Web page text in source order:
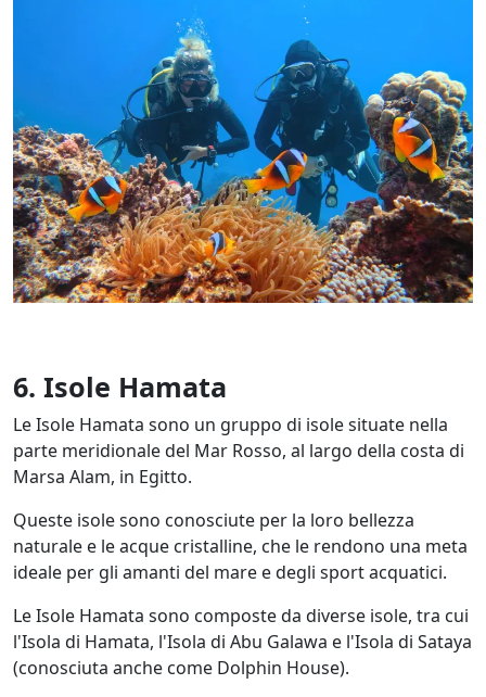
6. Isole Hamata
Le Isole Hamata sono un gruppo di isole situate nella
parte meridionale del Mar Rosso, al largo della costa di
Marsa Alam, in Egitto.
Queste isole sono conosciute per la loro bellezza
naturale e le acque cristalline, che le rendono una meta
ideale per gli amanti del mare e degli sport acquatici.
Le Isole Hamata sono composte da diverse isole, tra cui
l'Isola di Hamata, l'Isola di Abu Galawa e l'Isola di Sataya
(conosciuta anche come Dolphin House).